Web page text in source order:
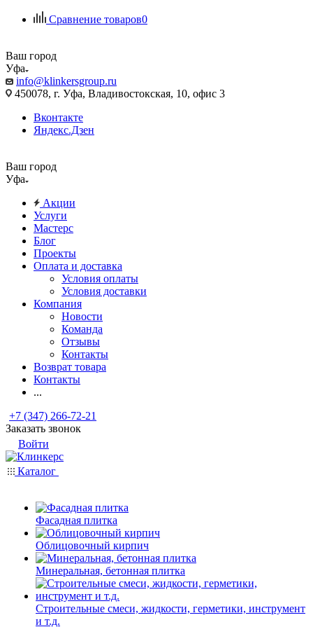
Сравнение товаров0
Ваш город
Уфа
info@klinkersgroup.ru
450078, г. Уфа, Владивостокская, 10, офис 3
Вконтакте
Яндекс.Дзен
Ваш город
Уфа
Акции
Услуги
Мастерс
Блог
Проекты
Оплата и доставка
Условия оплаты
Условия доставки
Компания
Новости
Команда
Отзывы
Контакты
Возврат товара
Контакты
...
+7 (347) 266-72-21
Заказать звонок
Войти
Каталог
Фасадная плитка
Облицовочный кирпич
Минеральная, бетонная плитка
Строительные смеси, жидкости, герметики, инструмент
и т.д.